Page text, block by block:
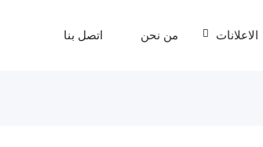
الاعلانات من نحن اتصل بنا